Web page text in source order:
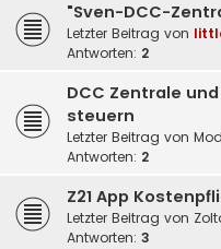
"Sven-DCC-
Letzter Beitrag von
Antworten: 2
DCC Zentrale
steuern
Letzter Beitrag von
Antworten: 2
Z21 App
Letzter Beitrag von
Antworten: 3